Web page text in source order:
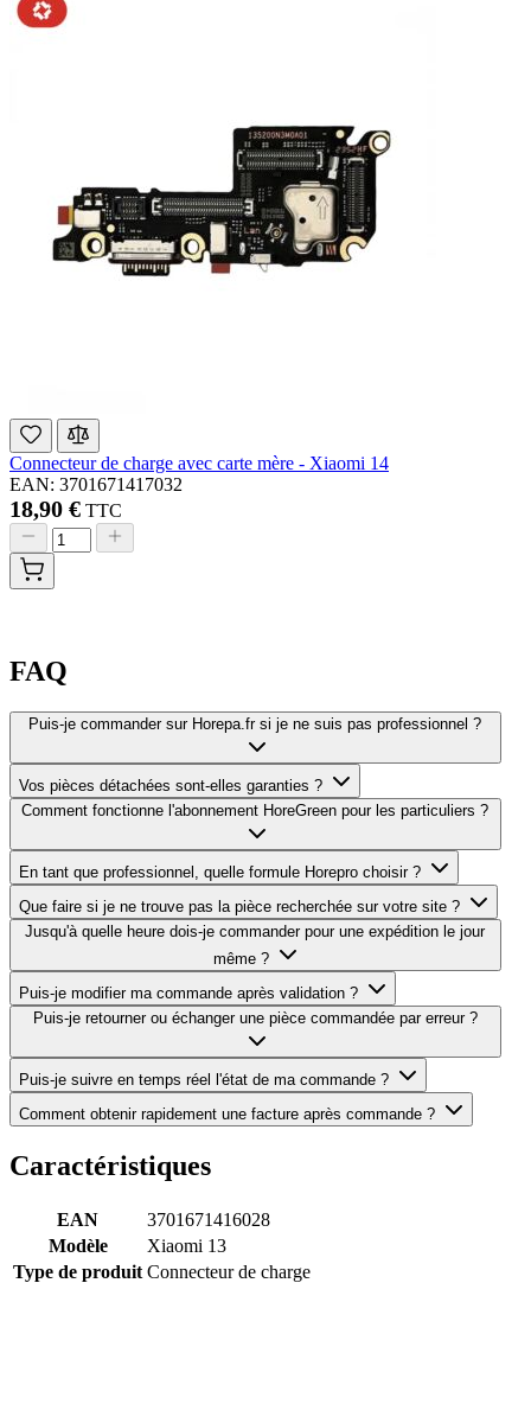
Connecteur de charge avec carte mère - Xiaomi 14
EAN: 3701671417032
18,90 € TTC
FAQ
Puis-je commander sur Horepa.fr si je ne suis pas professionnel ?
Vos pièces détachées sont-elles garanties ?
Comment fonctionne l'abonnement HoreGreen pour les particuliers ?
En tant que professionnel, quelle formule Horepro choisir ?
Que faire si je ne trouve pas la pièce recherchée sur votre site ?
Jusqu'à quelle heure dois-je commander pour une expédition le jour
même ?
Puis-je modifier ma commande après validation ?
Puis-je retourner ou échanger une pièce commandée par erreur ?
Puis-je suivre en temps réel l'état de ma commande ?
Comment obtenir rapidement une facture après commande ?
Caractéristiques
EAN
3701671416028
Modèle
Xiaomi 13
Type de produit Connecteur de charge